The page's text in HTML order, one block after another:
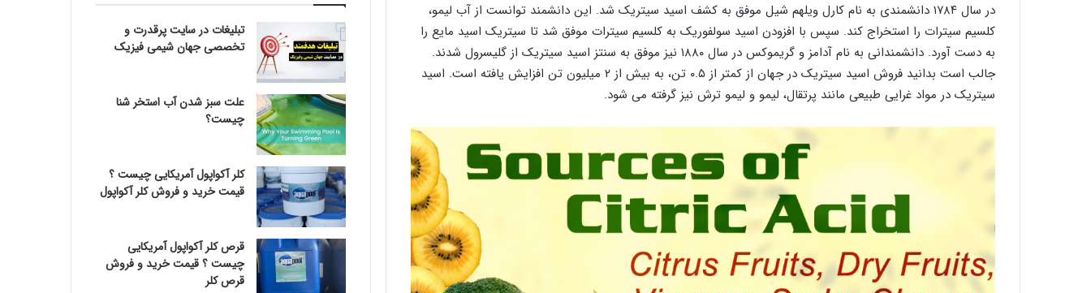
در سال ۱۷۸۴ دانشمندی به نام کارل ویلهم شیل موفق به کشف اسید سیتریک شد. این دانشمند توانست از آب لیمو،
کلسیم سیترات را استخراج کند. سپس با افزودن اسید سولفوریک به کلسیم سیترات موفق شد تا سیتریک اسید مایع را
به دست آورد. دانشمندانی به نام آدامز و گریموکس در سال ۱۸۸۰ نیز موفق به سنتز اسید سیتریک از گلیسرول شدند.
جالب است بدانید فروش اسید سیتریک در جهان از کمتر از ۰.۵ تن، به بیش از ۲ میلیون تن افزایش یافته است. اسید
سیتریک در مواد غرایی طبیعی مانند پرتقال، لیمو و لیمو ترش نیز گرفته می شود.
تبلیغات در سایت پرقدرت و
تخصصی جهان شیمی فیزیک
علت سبز شدن آب استخر شنا
چیست؟
کلر آکواپول آمریکایی چیست ؟
قیمت خرید و فروش کلر آکواپول
قرص کلر آکواپول آمریکایی
چیست ؟ قیمت خرید و فروش
قرص کلر